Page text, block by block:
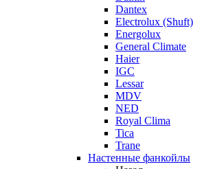
Dantex
Electrolux (Shuft)
Energolux
General Climate
Haier
IGC
Lessar
MDV
NED
Royal Clima
Tica
Trane
Настенные фанкойлы